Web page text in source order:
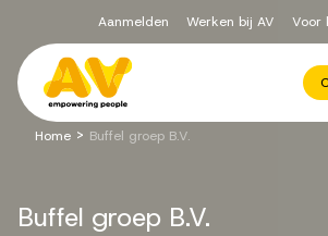
Ga naar de inhoud
Aanmelden Werken bij AV Voor
Voor
Home > Buffel groep B.V.
Buffel groep B.V.